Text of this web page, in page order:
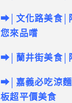
➡│文化路美食│
您來品嚐
➡│蘭井街美食│
➡│嘉義必吃涼麵
板超平價美食